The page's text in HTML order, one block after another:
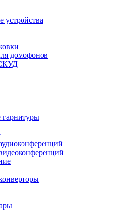
устройства
домофонов
гарнитуры